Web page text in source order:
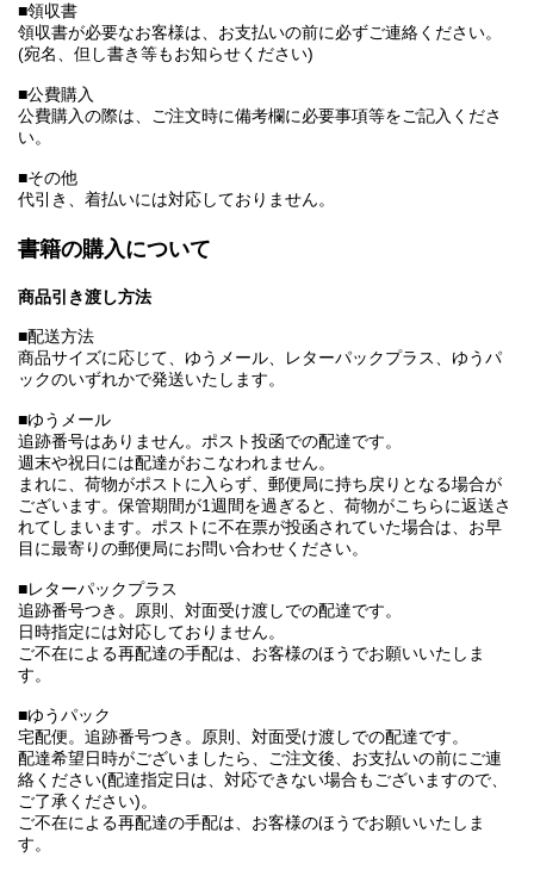
■領収書
領収書が必要なお客様は、お支払いの前に必ずご連絡ください。
(宛名、但し書き等もお知らせください)
■公費購入
公費購入の際は、ご注文時に備考欄に必要事項等をご記入くださ
い。
■その他
代引き、着払いには対応しておりません。
書籍の購入について
商品引き渡し方法
■配送方法
商品サイズに応じて、ゆうメール、レターパックプラス、ゆうパ
ックのいずれかで発送いたします。
■ゆうメール
追跡番号はありません。ポスト投函での配達です。
週末や祝日には配達がおこなわれません。
まれに、荷物がポストに入らず、郵便局に持ち戻りとなる場合が
ございます。保管期間が1週間を過ぎると、荷物がこちらに返送さ
れてしまいます。ポストに不在票が投函されていた場合は、お早
目に最寄りの郵便局にお問い合わせください。
■レターパックプラス
追跡番号つき。原則、対面受け渡しでの配達です。
日時指定には対応しておりません。
ご不在による再配達の手配は、お客様のほうでお願いいたしま
す。
■ゆうパック
宅配便。追跡番号つき。原則、対面受け渡しでの配達です。
配達希望日時がございましたら、ご注文後、お支払いの前にご連
絡ください(配達指定日は、対応できない場合もございますので、
ご了承ください)。
ご不在による再配達の手配は、お客様のほうでお願いいたしま
す。